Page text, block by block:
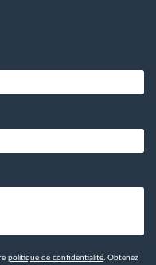
politique de confidentialité . Obtenez